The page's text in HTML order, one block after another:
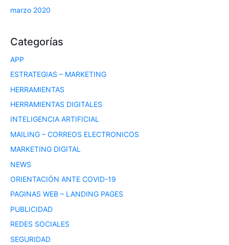
marzo 2020
Categorías
APP
ESTRATEGIAS – MARKETING
HERRAMIENTAS
HERRAMIENTAS DIGITALES
INTELIGENCIA ARTIFICIAL
MAILING – CORREOS ELECTRONICOS
MARKETING DIGITAL
NEWS
ORIENTACIÓN ANTE COVID-19
PAGINAS WEB – LANDING PAGES
PUBLICIDAD
REDES SOCIALES
SEGURIDAD